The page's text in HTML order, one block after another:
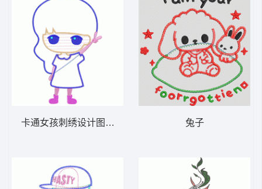
卡通女孩刺绣设计图 贴布人物公仔系列 兔子